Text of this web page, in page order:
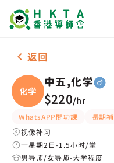
男-1名 中五,化学，深
返回
化学
中五,化学
$220/hr
WhatsAPP問功課 長期
视像补习
一星期2日-1.5小时/堂
男导师/女导师-大学程度